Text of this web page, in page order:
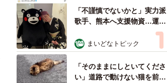
「不謹慎でないかと」実力派
歌手、熊本へ支援物資…運搬
トラックの車体デザインにた
めらい 「痛いほど伝わる」
「行動され立派」
まいどなトピック
「そのままにしといてくださ
い」道路で動けない猫を前に